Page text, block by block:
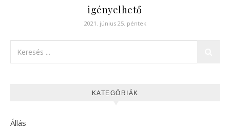
igényelhető
2021. június 25. péntek
KATEGÓRIÁK
Állás